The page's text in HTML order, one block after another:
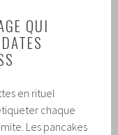
QUI
en rituel
chaque
Les pancakes